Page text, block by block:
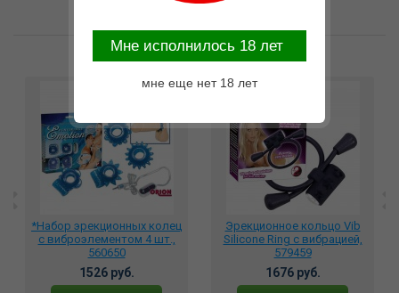
*Набор эрекционных колец
с виброэлементом 4 шт.,
560650
1526 руб.
Эрекционное кольцо Vib
Silicone Ring с вибрацией,
579459
1676 руб.
Mне исполнилось 18 лет
мне еще нет 18 лет